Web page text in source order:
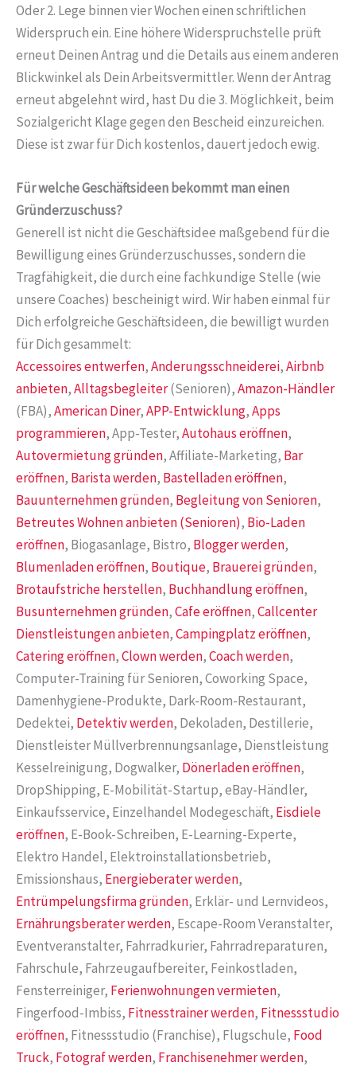
Oder 2. Lege binnen vier Wochen einen schriftlichen
Widerspruch ein. Eine höhere Widerspruchstelle prüft
erneut Deinen Antrag und die Details aus einem anderen
Blickwinkel als Dein Arbeitsvermittler. Wenn der Antrag
erneut abgelehnt wird, hast Du die 3. Möglichkeit, beim
Sozialgericht Klage gegen den Bescheid einzureichen.
Diese ist zwar für Dich kostenlos, dauert jedoch ewig.
Für welche Geschäftsideen bekommt man einen
Gründerzuschuss?
Generell ist nicht die Geschäftsidee maßgebend für die
Bewilligung eines Gründerzuschusses, sondern die
Tragfähigkeit, die durch eine fachkundige Stelle (wie
unsere Coaches) bescheinigt wird. Wir haben einmal für
Dich erfolgreiche Geschäftsideen, die bewilligt wurden
für Dich gesammelt:
Accessoires entwerfen,Anderungsschneiderei,Airbnb
anbieten,Alltagsbegleiter(Senioren),Amazon-Händler
(FBA),American Diner,APP-Entwicklung,Apps
programmieren, App-Tester,Autohaus eröffnen,
Autovermietung gründen, Affiliate-Marketing, Bar
eröffnen, Barista werden, Bastelladen eröffnen,
Bauunternehmen gründen, Begleitung von Senioren,
Betreutes Wohnen anbieten (Senioren), Bio-Laden
eröffnen, Biogasanlage, Bistro, Blogger werden,
Blumenladen eröffnen, Boutique, Brauerei gründen,
Brotaufstriche herstellen, Buchhandlung eröffnen,
Busunternehmen gründen,Cafe eröffnen,Callcenter
Dienstleistungen anbieten,Campingplatz eröffnen,
Catering eröffnen,Clown werden,Coach werden,
Computer-Training für Senioren, Coworking Space,
Damenhygiene-Produkte, Dark-Room-Restaurant,
Dedektei, Detektiv werden, Dekoladen, Destillerie,
Dienstleister Müllverbrennungsanlage, Dienstleistung
Kesselreinigung, Dogwalker, Dönerladen eröffnen,
DropShipping, E-Mobilität-Startup, eBay-Händler,
Einkaufsservice, Einzelhandel Modegeschäft, Eisdiele
eröffnen, E-Book-Schreiben, E-Learning-Experte,
Elektro Handel, Elektroinstallationsbetrieb,
Emissionshaus, Energieberater werden,
Entrümpelungsfirma gründen, Erklär- und Lernvideos,
Ernährungsberater werden, Escape-Room Veranstalter,
Eventveranstalter, Fahrradkurier, Fahrradreparaturen,
Fahrschule, Fahrzeugaufbereiter, Feinkostladen,
Fensterreiniger, Ferienwohnungen vermieten,
Fingerfood-Imbiss, Fitnesstrainer werden, Fitnessstudio
eröffnen, Fitnessstudio (Franchise), Flugschule, Food
Truck, Fotograf werden, Franchisenehmer werden,